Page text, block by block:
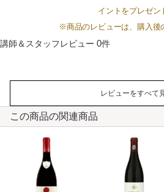
イントをプレゼン
※商品のレビューは、購入後
講師＆スタッフレビュー 0件
レビューをすべて
この商品の関連商品